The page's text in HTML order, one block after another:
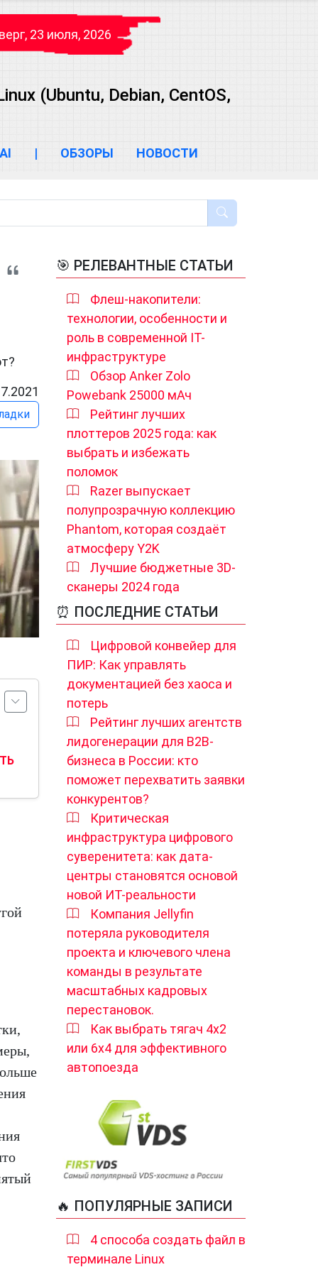
23 июля, 2026
(Ubuntu, Debian, CentOS,
AI | ОБЗОРЫ НОВОСТИ
🎯 РЕЛЕВАНТНЫЕ СТАТЬИ
Флеш-накопители:
технологии, особенности и
роль в современной IT-
инфраструктуре
Обзор Anker Zolo
Powebank 25000 мАч
Рейтинг лучших
плоттеров 2025 года: как
выбрать и избежать
поломок
Razer выпускает
полупрозрачную коллекцию
Phantom, которая создаёт
атмосферу Y2K
Лучшие бюджетные 3D-
сканеры 2024 года
⏰ ПОСЛЕДНИЕ СТАТЬИ
Цифровой конвейер для
ПИР: Как управлять
документацией без хаоса и
потерь
Рейтинг лучших агентств
лидогенерации для B2B-
бизнеса в России: кто
поможет перехватить заявки
конкурентов?
Критическая
инфраструктура цифрового
суверенитета: как дата-
центры становятся основой
новой ИТ-реальности
Компания Jellyfin
потеряла руководителя
проекта и ключевого члена
команды в результате
масштабных кадровых
перестановок.
Как выбрать тягач 4х2
или 6х4 для эффективного
автопоезда
🔥 ПОПУЛЯРНЫЕ ЗАПИСИ
4 способа создать файл в
терминале Linux